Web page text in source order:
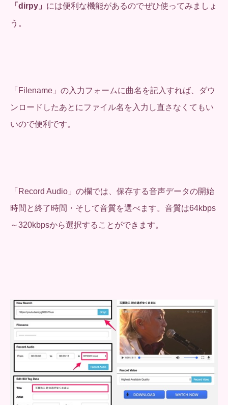
「dirpy」 には便利な機能があるのでぜひ使ってみましょ
う。
「Filename」の入力フォームに曲名を記入すれば、ダウ
ンロードしたあとにファイル名を入力し直さなくてもい
いので便利です。
「Record Audio」の欄では、保存する音声データの開始
時間と終了時間・そして音質を選べます。音質は64kbps
～320kbpsから選択することができます。